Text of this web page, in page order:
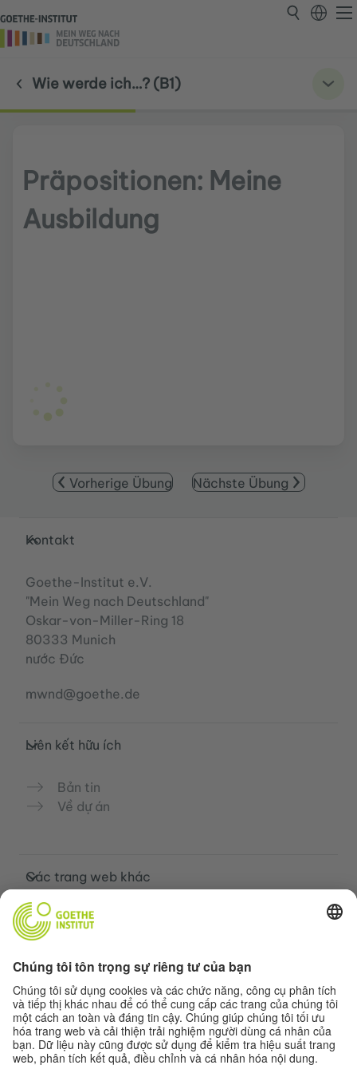
Wie werde ich…? (B1)
Präpositionen: Meine
Ausbildung
Vorherige Übung Nächste Übung
Service- und Informationsbereich
Kontakt
Goethe-Institut e.V.
"Mein Weg nach Deutschland"
Oskar-von-Miller-Ring 18
80333 Munich
nước Đức
mwnd@goethe.de
Liên kết hữu ích
Bản tin
Về dự án
Các trang web khác
Cộng đồng „Deutsch für dich“
Các khóa học tiếng Đức của Goethe-
Institut
Cổng thông tin giáo viên “Deutschstunde”
Quyền riêng tư và khả năng tiếp cận